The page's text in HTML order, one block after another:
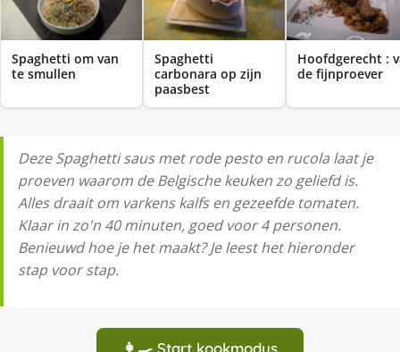
Spaghetti om van
te smullen
Spaghetti
carbonara op zijn
paasbest
Hoofdgerecht :
de fijnproever
Deze Spaghetti saus met rode pesto en rucola laat je
proeven waarom de Belgische keuken zo geliefd is.
Alles draait om varkens kalfs en gezeefde tomaten.
Klaar in zo'n 40 minuten, goed voor 4 personen.
Benieuwd hoe je het maakt? Je leest het hieronder
stap voor stap.
👩‍🍳 Start kookmodus